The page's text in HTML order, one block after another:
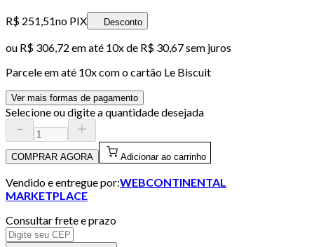
R$ 251,51no PIX Desconto
ou R$ 306,72 em até 10x de R$ 30,67 sem juros
Parcele em até 10x com o cartão Le Biscuit
Ver mais formas de pagamento
Selecione ou digite a quantidade desejada
COMPRAR AGORA Adicionar ao carrinho
Vendido e entregue por:WEBCONTINENTAL
MARKETPLACE
Consultar frete e prazo